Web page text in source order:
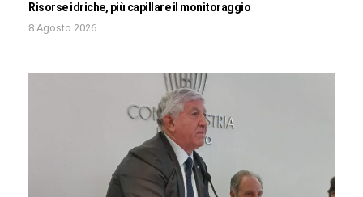
Risorse idriche, più capillare il monitoraggio
8 Agosto 2026